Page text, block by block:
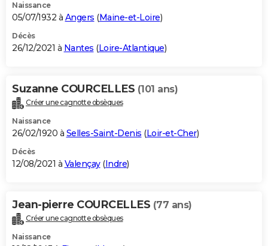
Naissance
05/07/1932 à Angers (Maine-et-Loire)
Décès
26/12/2021 à Nantes (Loire-Atlantique)
Suzanne COURCELLES (101 ans)
Créer une cagnotte obsèques
Naissance
26/02/1920 à Selles-Saint-Denis (Loir-et-Cher)
Décès
12/08/2021 à Valençay(Indre)
Jean-pierre COURCELLES (77 ans)
Créer une cagnotte obsèques
Naissance